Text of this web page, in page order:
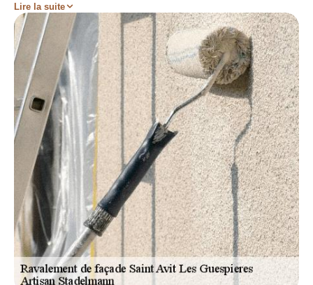
ravalement façade à Saint Avit Les Guespieres est tout à
fait abordable. A ce propos, nous vous expliquerons ce
que coûte une intervention sur une façade en brique,
pierre, béton… et comment faire pour évoluer les prix à
votre avantage. Soyez sans crainte, même si nos prix
ravalement façade à Saint Avit Les Guespieres sont
concurrentiels, la qualité de nos services sera toujours
maintenue.
Lire la suite